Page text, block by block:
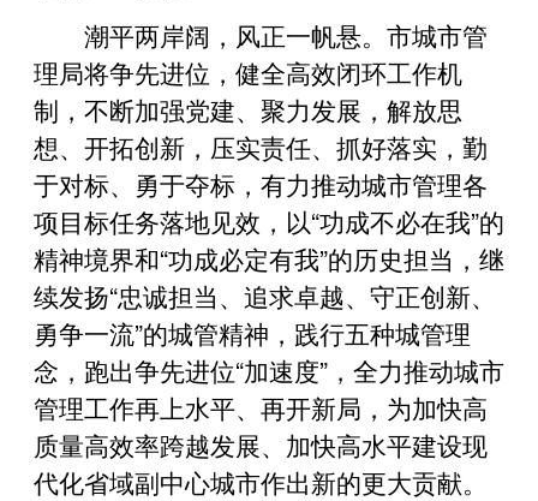
潮平两岸阔，风正一帆悬。市城市管
理局将争先进位，健全高效闭环工作机
制，不断加强党建、聚力发展，解放思
想、开拓创新，压实责任、抓好落实，勤
于对标、勇于夺标，有力推动城市管理各
项目标任务落地见效，以“功成不必在我”的
精神境界和“功成必定有我”的历史担当，继
续发扬“忠诚担当、追求卓越、守正创新、
勇争一流”的城管精神，践行五种城管理
念，跑出争先进位“加速度”，全力推动城市
管理工作再上水平、再开新局，为加快高
质量高效率跨越发展、加快高水平建设现
代化省域副中心城市作出新的更大贡献。